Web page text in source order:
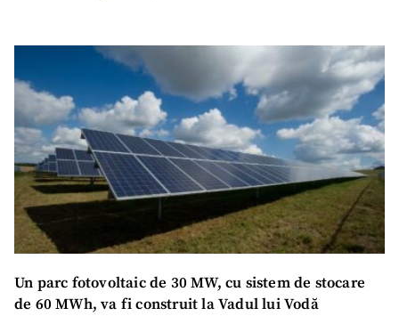
SUSȚINE
Un parc fotovoltaic de 30 MW, cu sistem de stocare
de 60 MWh, va fi construit la Vadul lui Vodă